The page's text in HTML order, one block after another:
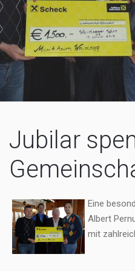
Jubilar
Eine
Albert
mit